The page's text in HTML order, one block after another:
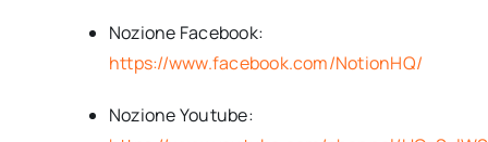
Nozione Facebook:
https://www.facebook.com/NotionHQ/
Nozione Youtube: